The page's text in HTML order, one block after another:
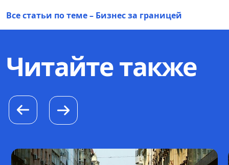
Все статьи по теме – Бизнес за границей
Читайте также